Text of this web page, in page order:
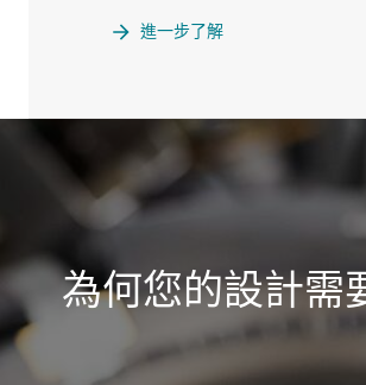
進一步了解
為何您的設計需